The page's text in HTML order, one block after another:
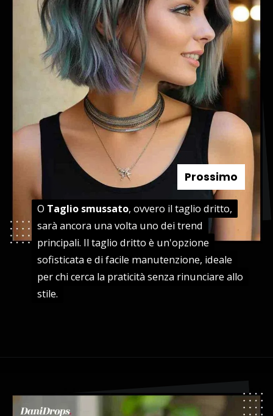
O Taglio smussato, ovvero il taglio dritto,
sarà ancora una volta uno dei trend
principali. Il taglio dritto è un'opzione
sofisticata e di facile manutenzione, ideale
per chi cerca la praticità senza rinunciare allo
stile.
O Taglio smussato, ovvero il taglio dritto,
sarà ancora una volta uno dei trend
principali. Il taglio dritto è un'opzione
sofisticata e di facile manutenzione, ideale
per chi cerca la praticità senza rinunciare allo
stile.
Prossimo